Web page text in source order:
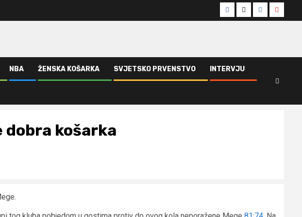
Facebook
TwitterInstagram
NBA ŽENSKA KOŠARKA SVJETSKO PRVENSTVO INTERVJU
dobra košarka